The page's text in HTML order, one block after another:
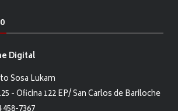
Digital
Sosa Lukam
- Oficina 122 EP/ San Carlos de Bariloche